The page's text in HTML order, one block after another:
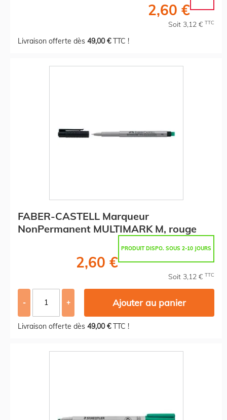
2,60 €
Soit 3,12 € TTC
Livraison offerte dès 49,00 €TTC !
FABER-CASTELL Marqueur
NonPermanent MULTIMARK M, rouge
PRODUIT DISPO. SOUS 2-10 JOURS
2,60 €
Soit 3,12 € TTC
- + Ajouter au panier
Livraison offerte dès 49,00 €TTC !